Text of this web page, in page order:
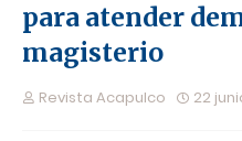
para atender
magisterio
Revista Acapulco 22